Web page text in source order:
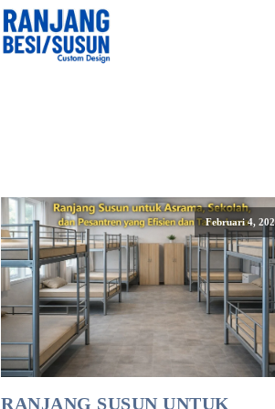
Februari 4,
RANJANG SUSUN UNTUK